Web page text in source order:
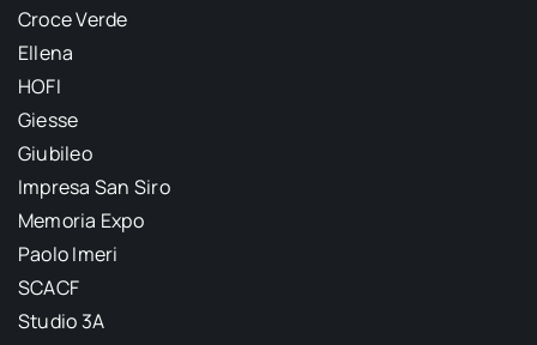
Croce Verde
Ellena
HOFI
Giesse
Giubileo
Impresa San Siro
Memoria Expo
Paolo Imeri
SCACF
Studio 3A